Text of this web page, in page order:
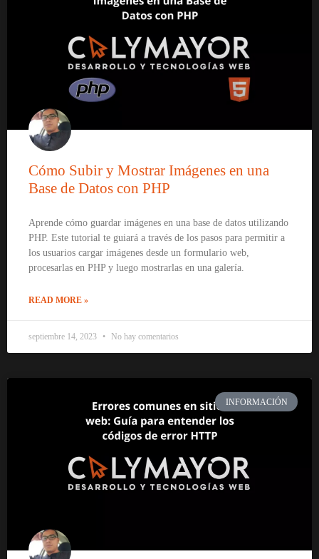
Cómo Subir y Mostrar Imágenes en una
Base de Datos con PHP
Aprende cómo guardar imágenes en una base de datos utilizando
PHP. Este tutorial te guiará a través de los pasos para permitir a
los usuarios cargar imágenes desde un formulario web,
procesarlas en PHP y luego mostrarlas en una galería.
READ MORE »
septiembre 14, 2023 No hay comentarios
INFORMACIÓN